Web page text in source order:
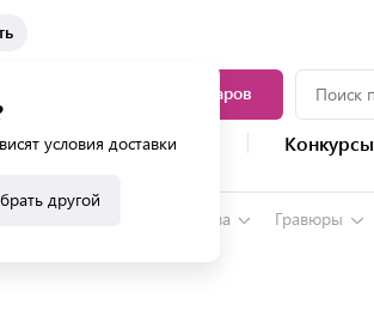
условия доставки
другой
Каталог товаров
Каталог услуг Конкурсы
Наборы для творчества Гравюры